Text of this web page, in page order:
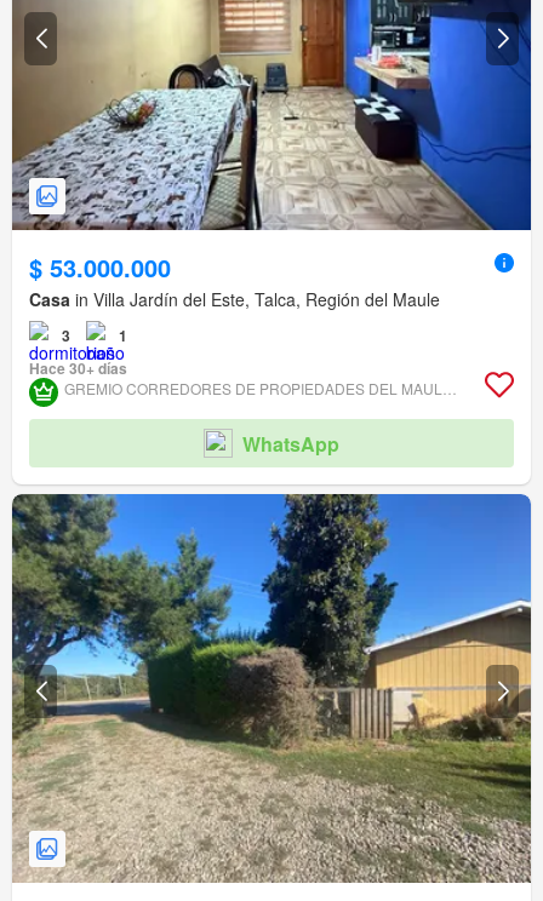
$ 53.000.000
Casa in Villa Jardín del Este, Talca, Región del Maule
3
1
Hace 30+ días
WhatsApp